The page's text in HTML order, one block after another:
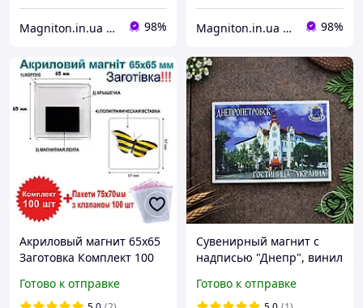
Magniton.in.ua ТМ 98% Magniton.in.ua ТМ 98%
Акриловый магнит 65х65
Заготовка Комплект 100
Готово к отправке
Сувенирный магнит с
надписью "Днепр", винил
Готово к отправке